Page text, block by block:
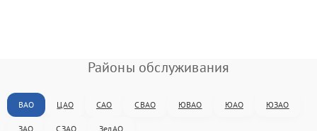
Районы обслуживания
ВАО ЦАО САО СВАО ЮВАО ЮАО ЮЗАО
ЗАО СЗАО ЗелАО